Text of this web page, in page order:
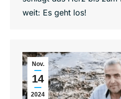
weit: Es geht los!
Nov.
14
2024